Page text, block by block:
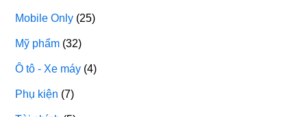
Mobile Only (25)
Mỹ phẩm (32)
Ô tô - Xe máy (4)
Phụ kiện (7)